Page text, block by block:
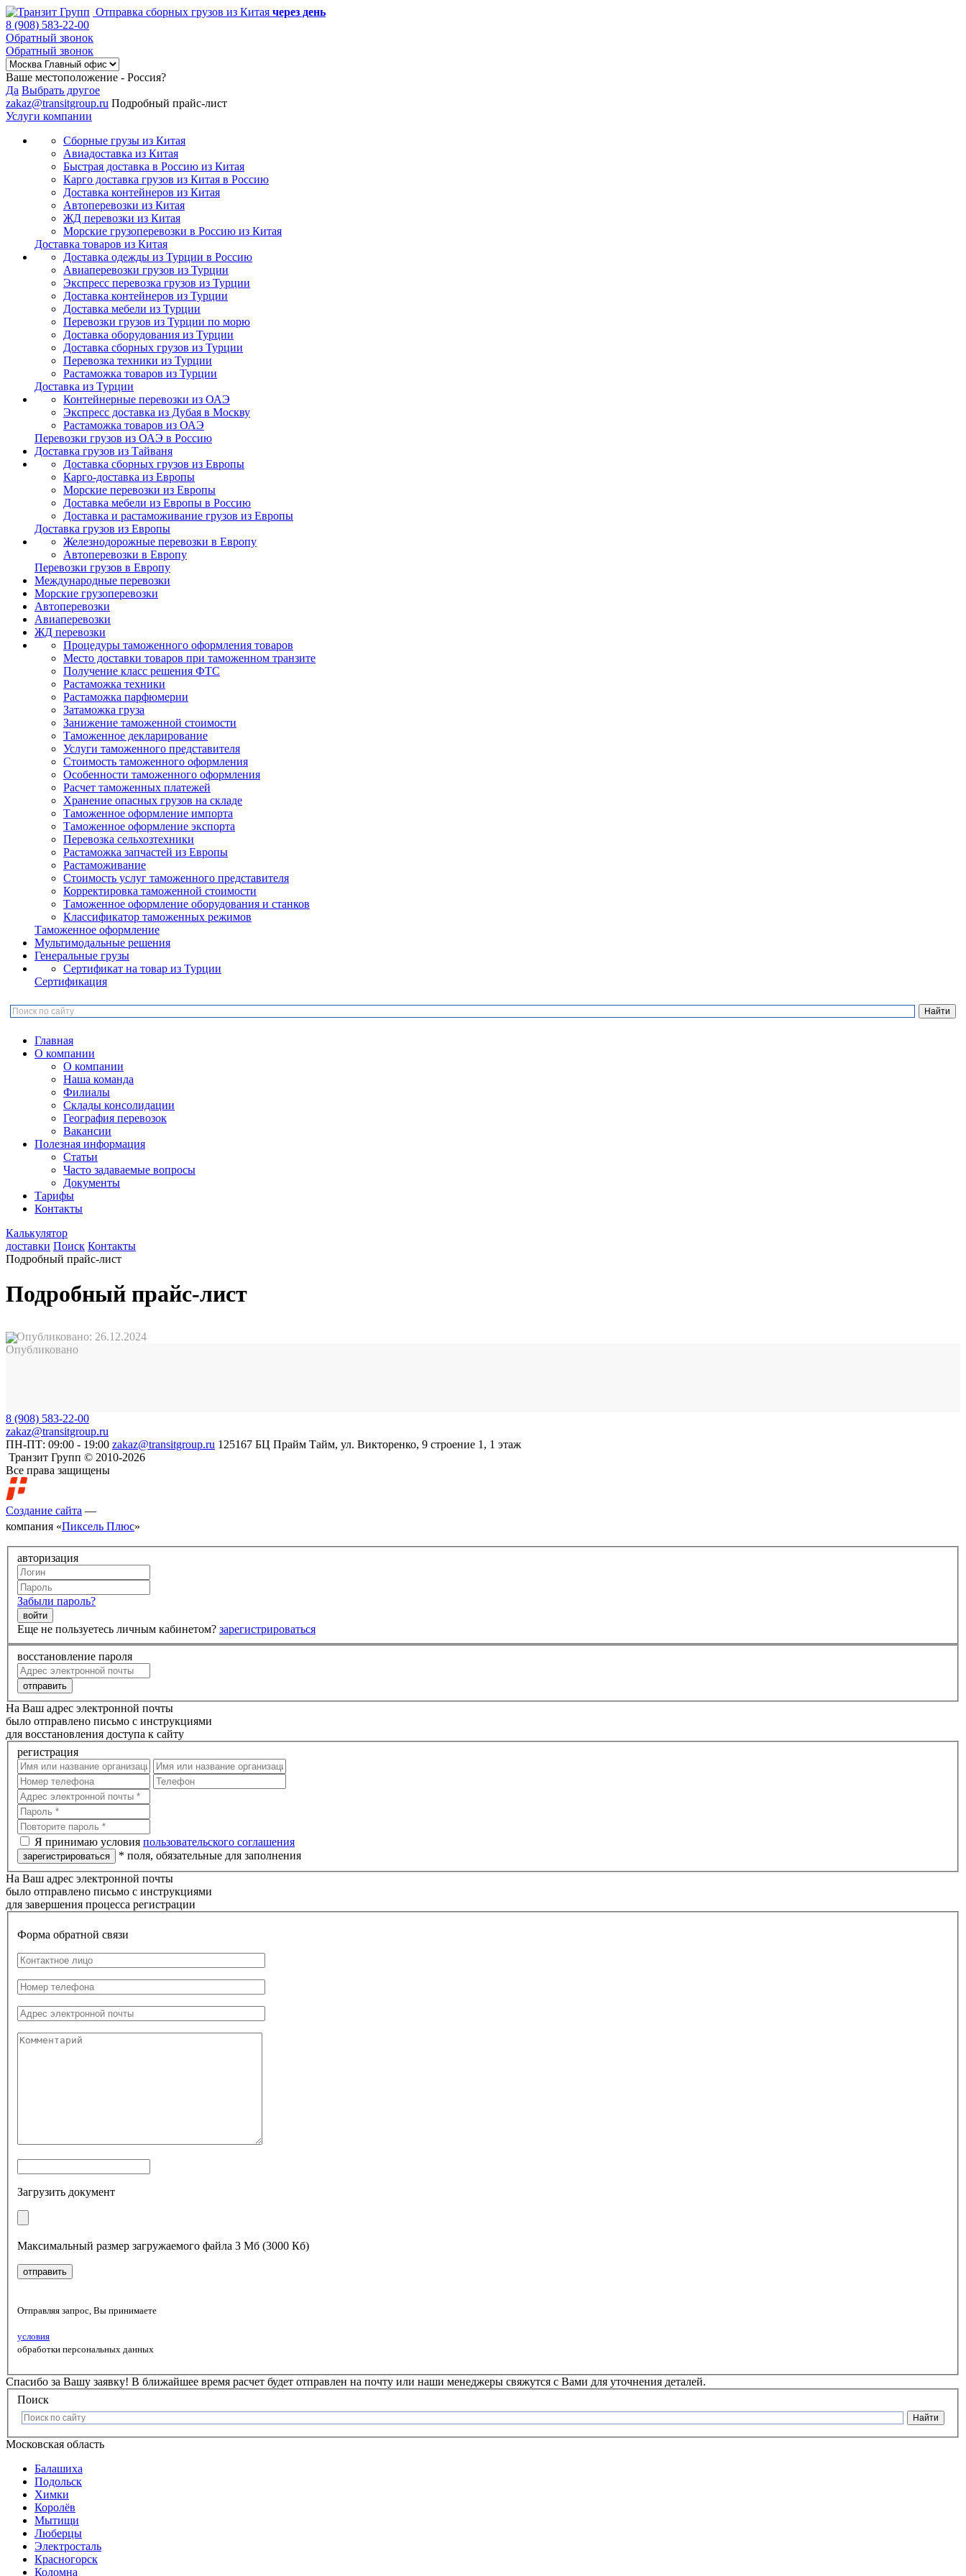
Отправка сборных грузов из Китая через день
8 (908) 583-22-00
Обратный звонок
Обратный звонок
Ваше местоположение - Россия?
Да Выбрать другое
zakaz@transitgroup.ru Подробный прайс-лист
Услуги компании
Сборные грузы из Китая
Авиадоставка из Китая
Быстрая доставка в Россию из Китая
Карго доставка грузов из Китая в Россию
Доставка контейнеров из Китая
Автоперевозки из Китая
ЖД перевозки из Китая
Морские грузоперевозки в Россию из Китая
Доставка товаров из Китая
Доставка одежды из Турции в Россию
Авиаперевозки грузов из Турции
Экспресс перевозка грузов из Турции
Доставка контейнеров из Турции
Доставка мебели из Турции
Перевозки грузов из Турции по морю
Доставка оборудования из Турции
Доставка сборных грузов из Турции
Перевозка техники из Турции
Растаможка товаров из Турции
Доставка из Турции
Контейнерные перевозки из ОАЭ
Экспресс доставка из Дубая в Москву
Растаможка товаров из ОАЭ
Перевозки грузов из ОАЭ в Россию
Доставка грузов из Тайваня
Доставка сборных грузов из Европы
Карго-доставка из Европы
Морские перевозки из Европы
Доставка мебели из Европы в Россию
Доставка и растаможивание грузов из Европы
Доставка грузов из Европы
Железнодорожные перевозки в Европу
Автоперевозки в Европу
Перевозки грузов в Европу
Международные перевозки
Морские грузоперевозки
Автоперевозки
Авиаперевозки
ЖД перевозки
Процедуры таможенного оформления товаров
Место доставки товаров при таможенном транзите
Получение класс решения ФТС
Растаможка техники
Растаможка парфюмерии
Затаможка груза
Занижение таможенной стоимости
Таможенное декларирование
Услуги таможенного представителя
Стоимость таможенного оформления
Особенности таможенного оформления
Расчет таможенных платежей
Хранение опасных грузов на складе
Таможенное оформление импорта
Таможенное оформление экспорта
Перевозка сельхозтехники
Растаможка запчастей из Европы
Растаможивание
Стоимость услуг таможенного представителя
Корректировка таможенной стоимости
Таможенное оформление оборудования и станков
Классификатор таможенных режимов
Таможенное оформление
Мультимодальные решения
Генеральные грузы
Сертификат на товар из Турции
Сертификация
Главная
О компании
О компании
Наша команда
Филиалы
Склады консолидации
География перевозок
Вакансии
Полезная информация
Статьи
Часто задаваемые вопросы
Документы
Тарифы
Контакты
Калькулятор
доставки Поиск Контакты
Подробный прайс-лист
Подробный прайс-лист
Опубликовано: 26.12.2024
8 (908) 583-22-00
zakaz@transitgroup.ru
ПН-ПТ: 09:00 - 19:00 zakaz@transitgroup.ru 125167 БЦ Прайм Тайм, ул. Викторенко, 9 строение 1, 1 этаж
Транзит Групп © 2010-2026
Все права защищены
Создание сайта —
компания «Пиксель Плюс»
авторизация
Забыли пароль?
Еще не пользуетесь личным кабинетом? зарегистрироваться
восстановление пароля
На Ваш адрес электронной почты
было отправлено письмо с инструкциями
для восстановления доступа к сайту
регистрация
Я принимаю условия пользовательского соглашения
* поля, обязательные для заполнения
На Ваш адрес электронной почты
было отправлено письмо с инструкциями
для завершения процесса регистрации
Форма обратной связи
Загрузить документ
Максимальный размер загружаемого файла 3 Мб (3000 Кб)
Отправляя запрос, Вы принимаете
условия
обработки персональных данных
Спасибо за Вашу заявку! В ближайшее время расчет будет отправлен на почту или наши менеджеры свяжутся с Вами для уточнения деталей.
Поиск
Московская область
Балашиха
Подольск
Химки
Королёв
Мытищи
Люберцы
Электросталь
Красногорск
Коломна